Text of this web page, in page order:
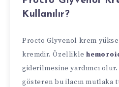
Kullanılır?
Procto Glyvenol krem
kremdir. Özellikle
giderilmesine yardımcı
gösteren bu ilacın mutlaka